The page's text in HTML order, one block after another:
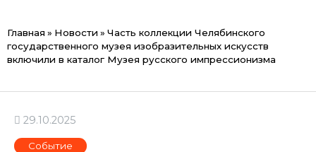
Вы
здесь
Главная » Новости » Часть коллекции Челябинского
государственного музея изобразительных искусств
включили в каталог Музея русского импрессионизма
29.10.2025
Событие